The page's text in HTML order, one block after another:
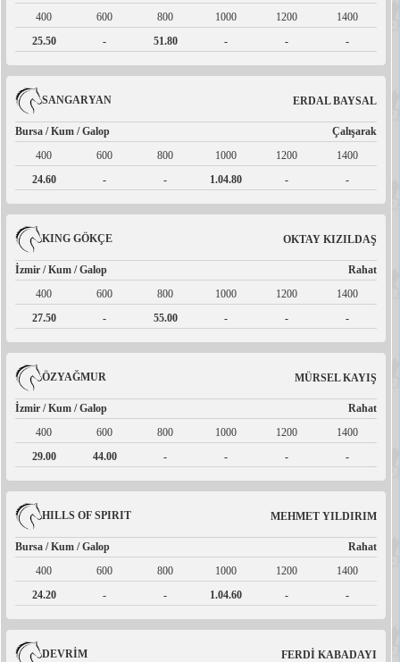
400
600 800 1000 1200
1400
25.50
- 51.80 - - -
SANGARYAN ERDAL BAYSAL
Bursa / Kum / Galop
Çalışarak
400
600 800 1000 1200
1400
24.60
- - 1.04.80 - -
KING GÖKÇE OKTAY KIZILDAŞ
İzmir / Kum / Galop
Rahat
400
600 800 1000 1200
1400
27.50
- 55.00 - - -
ÖZYAĞMUR MÜRSEL KAYIŞ
İzmir / Kum / Galop
Rahat
400
600 800 1000 1200
1400
29.00
44.00 - - - -
HILLS OF SPIRIT MEHMET YILDIRIM
Bursa / Kum / Galop
Rahat
400
600 800 1000 1200
1400
24.20
- - 1.04.60 - -
DEVRİM FERDİ KABADAYI